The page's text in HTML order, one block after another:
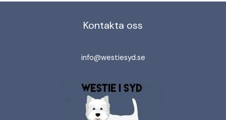
Kontakta oss
info@westiesyd.se